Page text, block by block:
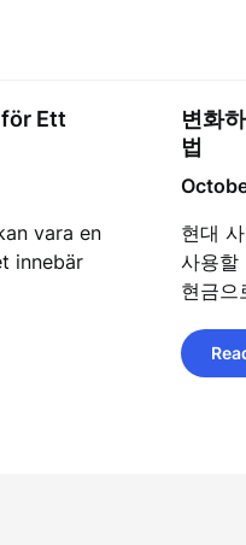
Ett
vara en
innebär
변화
법
현대
사용할
현금